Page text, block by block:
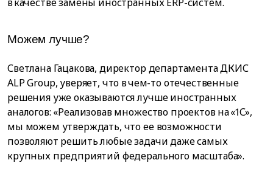
Moжeм лyчшe?
Светлана Гацакова, директор департамента ДКИС
ALP Group, уверяет, что в чем-то отечественные
решения уже оказываются лучше иностранных
аналогов: «Реализовав множество проектов на «1С»,
мы можем утверждать, что ее возможности
позволяют решить любые задачи даже самых
крупных предприятий федерального масштаба».